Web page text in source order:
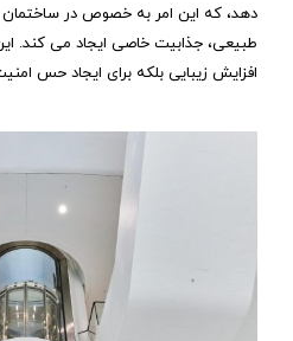
‌دهد، که این امر به خصوص در
طبیعی، جذابیت خاصی ایجاد می‌ کند.
افزایش زیبایی بلکه برای ایجاد حس